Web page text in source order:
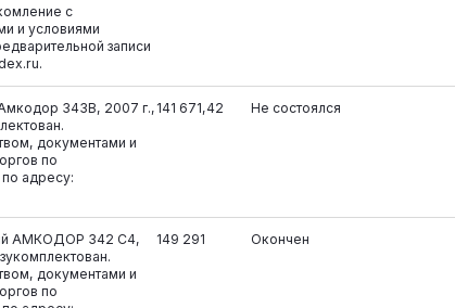
с
и условиями
записи
343В, 2007 г.,
документами и
по
адресу:
141 671,42 Не состоялся
АМКОДОР 342 С4,
документами и
по
149 291 Окончен